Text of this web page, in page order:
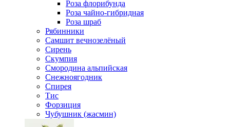
Роза флорибунда
Роза чайно-гибридная
Роза шраб
Рябинники
Самшит вечнозелёный
Сирень
Скумпия
Смородина альпийская
Снежноягодник
Спирея
Тис
Форзиция
Чубушник (жасмин)